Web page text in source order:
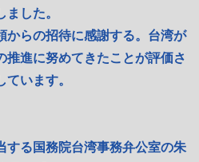
した。
からの招待に感謝する。台湾が
推進に努めてきたことが評価さ
います。
する国務院台湾事務弁公室の朱